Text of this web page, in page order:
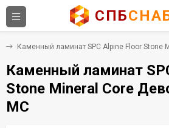
СПБ
Каменный ламинат SPC Alpine Floor Stone
Каменный ламинат
Stone Mineral Core
MC